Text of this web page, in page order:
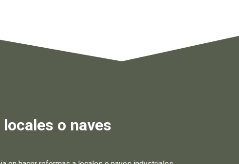
o naves